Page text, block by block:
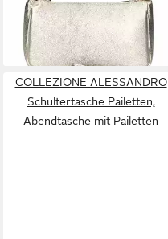
Schmucktasche
-31%
lieferbar - in 2-3 Werktagen bei dir
+19
COLLEZIONE ALESSANDRO
Schultertasche Pailetten,
Abendtasche mit Pailetten